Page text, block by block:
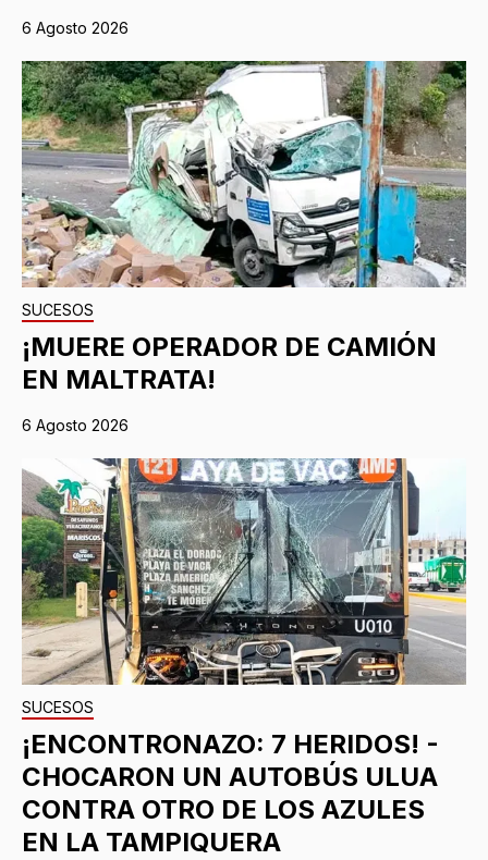
6 Agosto 2026
SUCESOS
¡MUERE OPERADOR DE CAMIÓN
EN MALTRATA!
6 Agosto 2026
SUCESOS
¡ENCONTRONAZO: 7 HERIDOS! -
CHOCARON UN AUTOBÚS ULUA
CONTRA OTRO DE LOS AZULES
EN LA TAMPIQUERA